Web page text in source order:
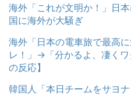
海外「これが文明か！」日
国に海外が大騒ぎ
海外「日本の電車旅で最高
レ！」→「分かるよ、凄く
の反応】
韓国人「本日チームをサヨ